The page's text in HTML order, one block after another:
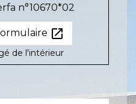
n°10670*02
open_in_new
de l'intérieur